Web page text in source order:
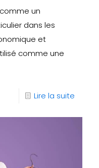
un
dans les
et
comme une
Lire la suite